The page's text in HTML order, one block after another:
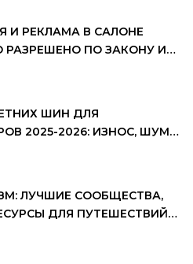
И РЕКЛАМА В САЛОНЕ
РАЗРЕШЕНО ПО ЗАКОНУ И
ШИН ДЛЯ
2025-2026: ИЗНОС, ШУМ И
ЛУЧШИЕ СООБЩЕСТВА,
ДЛЯ ПУТЕШЕСТВИЙ